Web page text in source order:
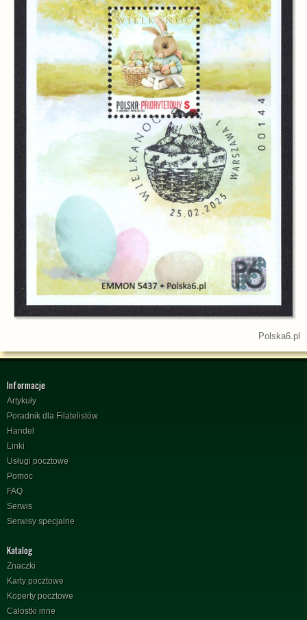
Polska6.pl
Informacje
Artykuły
Poradnik dla Filatelistów
Handel
Linki
Usługi pocztowe
Pomoc
FAQ
Serwis
Serwisy specjalne
Katalog
Znaczki
Karty pocztowe
Koperty pocztowe
Całostki inne